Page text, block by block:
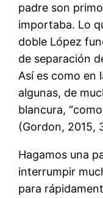
padre son
importaba. Lo
doble López
de separación
Así es como en
algunas, de
blancura,
(Gordon, 2015,
Hagamos una
interrumpir
para